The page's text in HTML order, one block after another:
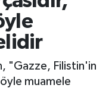
"Gazze, Filistin'in
öyle muamele